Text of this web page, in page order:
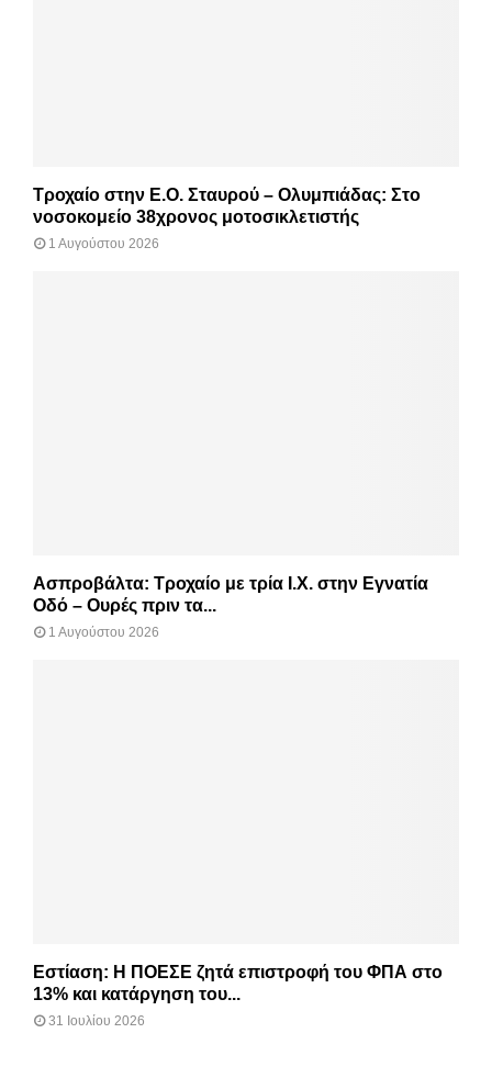
Τροχαίο στην Ε.Ο. Σταυρού – Ολυμπιάδας: Στο
νοσοκομείο 38χρονος μοτοσικλετιστής
1 Αυγούστου 2026
Ασπροβάλτα: Τροχαίο με τρία Ι.Χ. στην Εγνατία
Οδό – Ουρές πριν τα...
1 Αυγούστου 2026
Εστίαση: Η ΠΟΕΣΕ ζητά επιστροφή του ΦΠΑ στο
13% και κατάργηση του...
31 Ιουλίου 2026